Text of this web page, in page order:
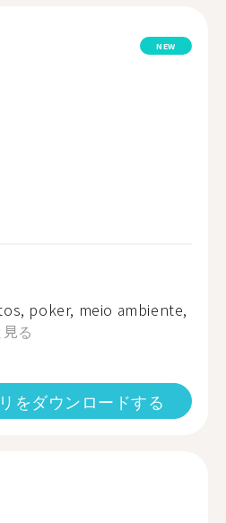
NEW
poker, meio ambiente,
る
をダウンロードする